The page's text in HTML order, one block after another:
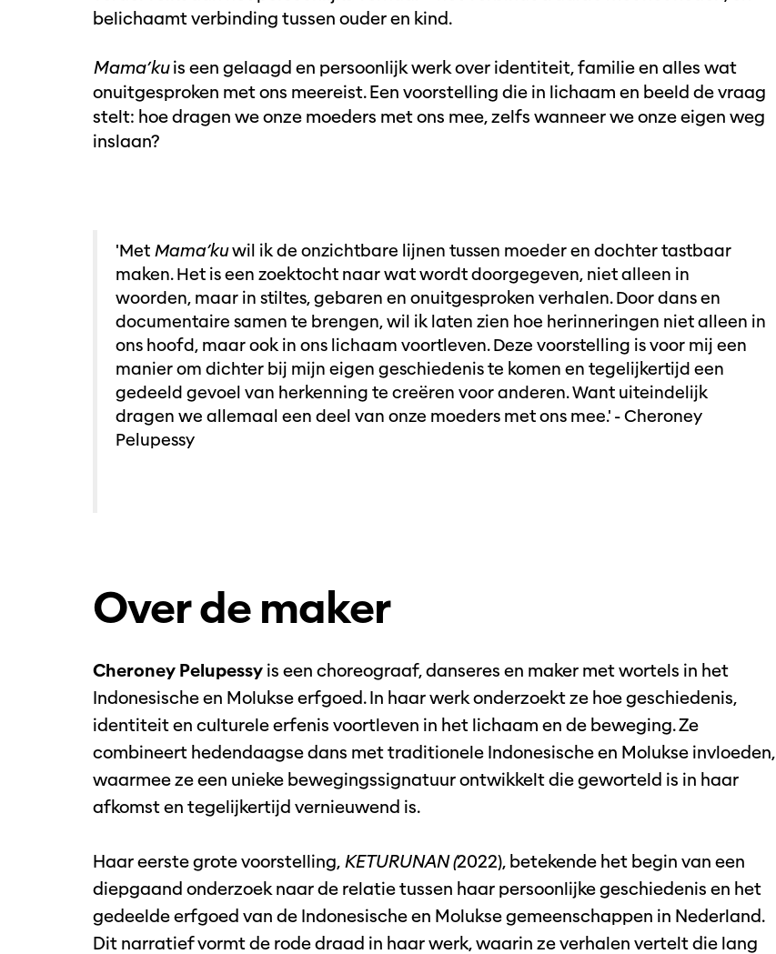
belichaamt verbinding tussen ouder en kind.
Mama’kuis een gelaagd en persoonlijk werk over identiteit, familie en alles wat
onuitgesproken met ons meereist. Een voorstelling die in lichaam en beeld de vraag
stelt: hoe dragen we onze moeders met ons mee, zelfs wanneer we onze eigen weg
inslaan?
'Met Mama’kuwil ik de onzichtbare lijnen tussen moeder en dochter tastbaar
maken. Het is een zoektocht naar wat wordt doorgegeven, niet alleen in
woorden, maar in stiltes, gebaren en onuitgesproken verhalen. Door dans en
documentaire samen te brengen, wil ik laten zien hoe herinneringen niet alleen in
ons hoofd, maar ook in ons lichaam voortleven. Deze voorstelling is voor mij een
manier om dichter bij mijn eigen geschiedenis te komen en tegelijkertijd een
gedeeld gevoel van herkenning te creëren voor anderen. Want uiteindelijk
dragen we allemaal een deel van onze moeders met ons mee.' - Cheroney
Pelupessy
Over de maker
Cheroney Pelupessy is een choreograaf, danseres en maker met wortels in het
Indonesische en Molukse erfgoed. In haar werk onderzoekt ze hoe geschiedenis,
identiteit en culturele erfenis voortleven in het lichaam en de beweging. Ze
combineert hedendaagse dans met traditionele Indonesische en Molukse invloeden,
waarmee ze een unieke bewegingssignatuur ontwikkelt die geworteld is in haar
afkomst en tegelijkertijd vernieuwend is.
Haar eerste grote voorstelling, KETURUNAN (2022), betekende het begin van een
diepgaand onderzoek naar de relatie tussen haar persoonlijke geschiedenis en het
gedeelde erfgoed van de Indonesische en Molukse gemeenschappen in Nederland.
Dit narratief vormt de rode draad in haar werk, waarin ze verhalen vertelt die lang